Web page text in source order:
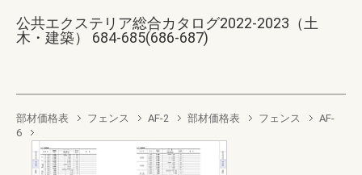
公共エクステリア総合カタログ2022-2023（土
木・建築） 684-685(686-687)
部材価格表 フェンス AF-2 部材価格表 フェンス
AF-
6